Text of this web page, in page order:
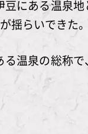
豆にある温泉
揺らいできた。
温泉の総称